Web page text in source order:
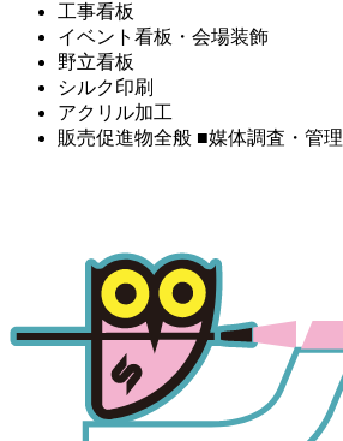
工事看板
イベント看板・会場装飾
野立看板
シルク印刷
アクリル加工
販売促進物全般 ■媒体調査・管理